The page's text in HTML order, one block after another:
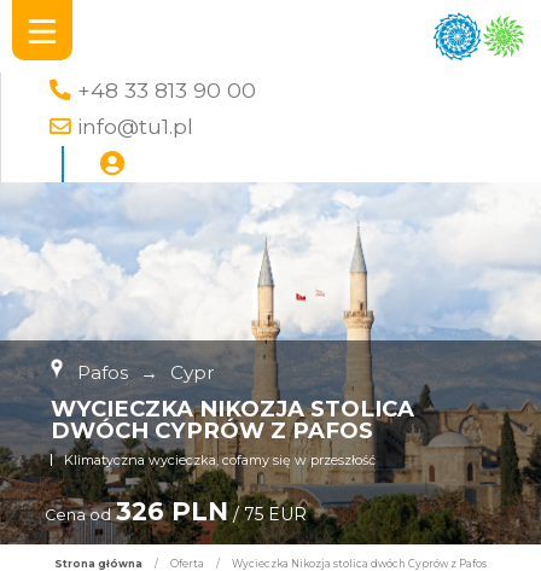
+48 33 813 90 00
info@tu1.pl
Pafos → Cypr
WYCIECZKA NIKOZJA STOLICA
DWÓCH CYPRÓW Z PAFOS
Klimatyczna wycieczka, cofamy się w przeszłość
Cena od 326 PLN/ 75 EUR
Strona główna / Oferta / Wycieczka Nikozja stolica dwóch Cyprów z Pafos